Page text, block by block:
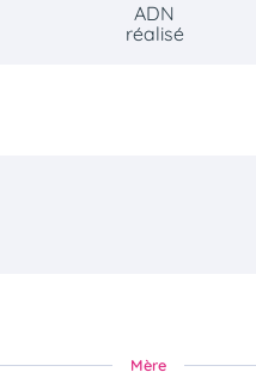
ADN
réalisé
Mère